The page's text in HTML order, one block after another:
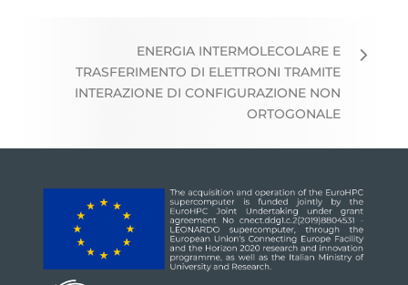
ENERGIA INTERMOLECOLARE E
TRASFERIMENTO DI ELETTRONI TRAMITE
INTERAZIONE DI CONFIGURAZIONE NON
ORTOGONALE